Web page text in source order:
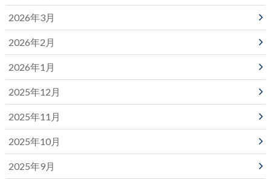
2026年3月
2026年2月
2026年1月
2025年12月
2025年11月
2025年10月
2025年9月